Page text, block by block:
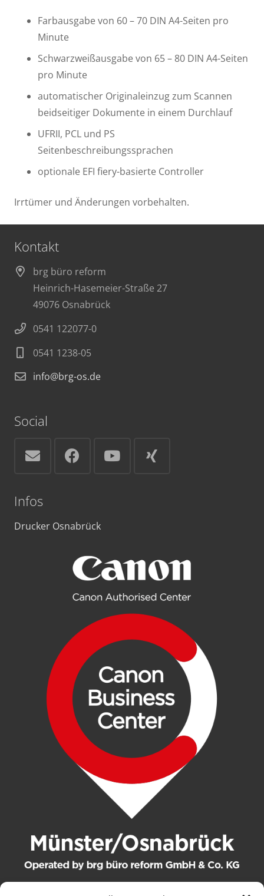
Farbausgabe von 60 – 70 DIN A4-Seiten pro
Minute
Schwarzweißausgabe von 65 – 80 DIN A4-Seiten
pro Minute
automatischer Originaleinzug zum Scannen
beidseitiger Dokumente in einem Durchlauf
UFRII, PCL und PS
Seitenbeschreibungssprachen
optionale EFI fiery-basierte Controller
Irrtümer und Änderungen vorbehalten.
Kontakt
brg büro reform
Heinrich-Hasemeier-Straße 27
49076 Osnabrück
0541 122077-0
0541 1238-05
info@brg-os.de
Social
Infos
Drucker Osnabrück